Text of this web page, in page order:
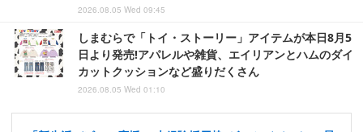
2026.08.05 Wed 09:45
しまむらで「トイ・ストーリー」アイテムが本日8月5
日より発売!アパレルや雑貨、エイリアンとハムのダイ
カットクッションなど盛りだくさん
2026.08.05 Wed 01:10